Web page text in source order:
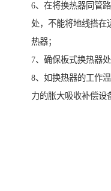
6、在将换热器同管
处，不能将地线搭在
热器；
7、确保板式换热器
8、如换热器的工作
力的胀大吸收补偿设